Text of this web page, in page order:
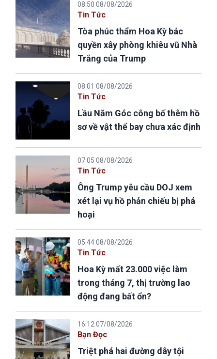
08:50 08/08/2026
Tin Tức
Tòa phúc thẩm Hoa Kỳ bác
quyền xây phòng khiêu vũ Nhà
Trắng của Trump
08:01 08/08/2026
Tin Tức
Lầu Năm Góc công bố thêm hồ
sơ về vật thể bay chưa xác định
07:05 08/08/2026
Tin Tức
Ông Trump yêu cầu DOJ xem
xét lại vụ hồ phản chiếu bị phá
hoại
05:44 08/08/2026
Tin Tức
Hoa Kỳ mất 23.000 việc làm
trong tháng 7, thị trường lao
động đang bất ổn?
16:12 07/08/2026
Bạn Đọc
Triệt phá hai đường dây tội